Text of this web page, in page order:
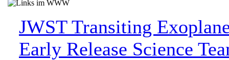
JWST Transiting
Early Release Science